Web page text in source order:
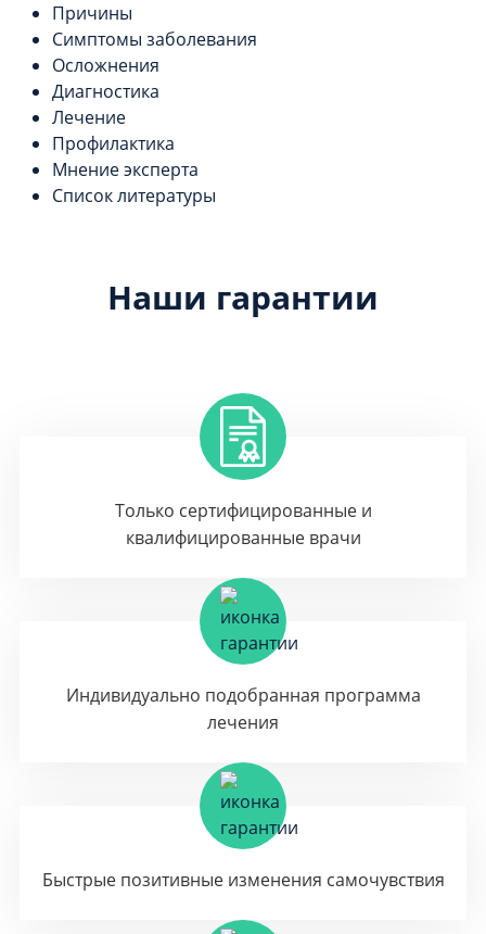
Причины
Симптомы заболевания
Осложнения
Диагностика
Лечение
Профилактика
Мнение эксперта
Список литературы
Наши гарантии
Только сертифицированные и
квалифицированные врачи
Индивидуально подобранная программа
лечения
Быстрые позитивные изменения самочувствия